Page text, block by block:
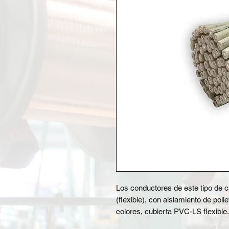
Los conductores de este tipo de
(flexible), con aislamiento de
colores, cubierta PVC-LS flexible.